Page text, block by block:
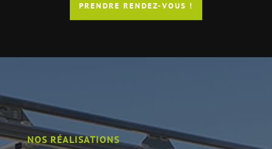
PRENDRE RENDEZ-VOUS !
NOS RÉALISATIONS